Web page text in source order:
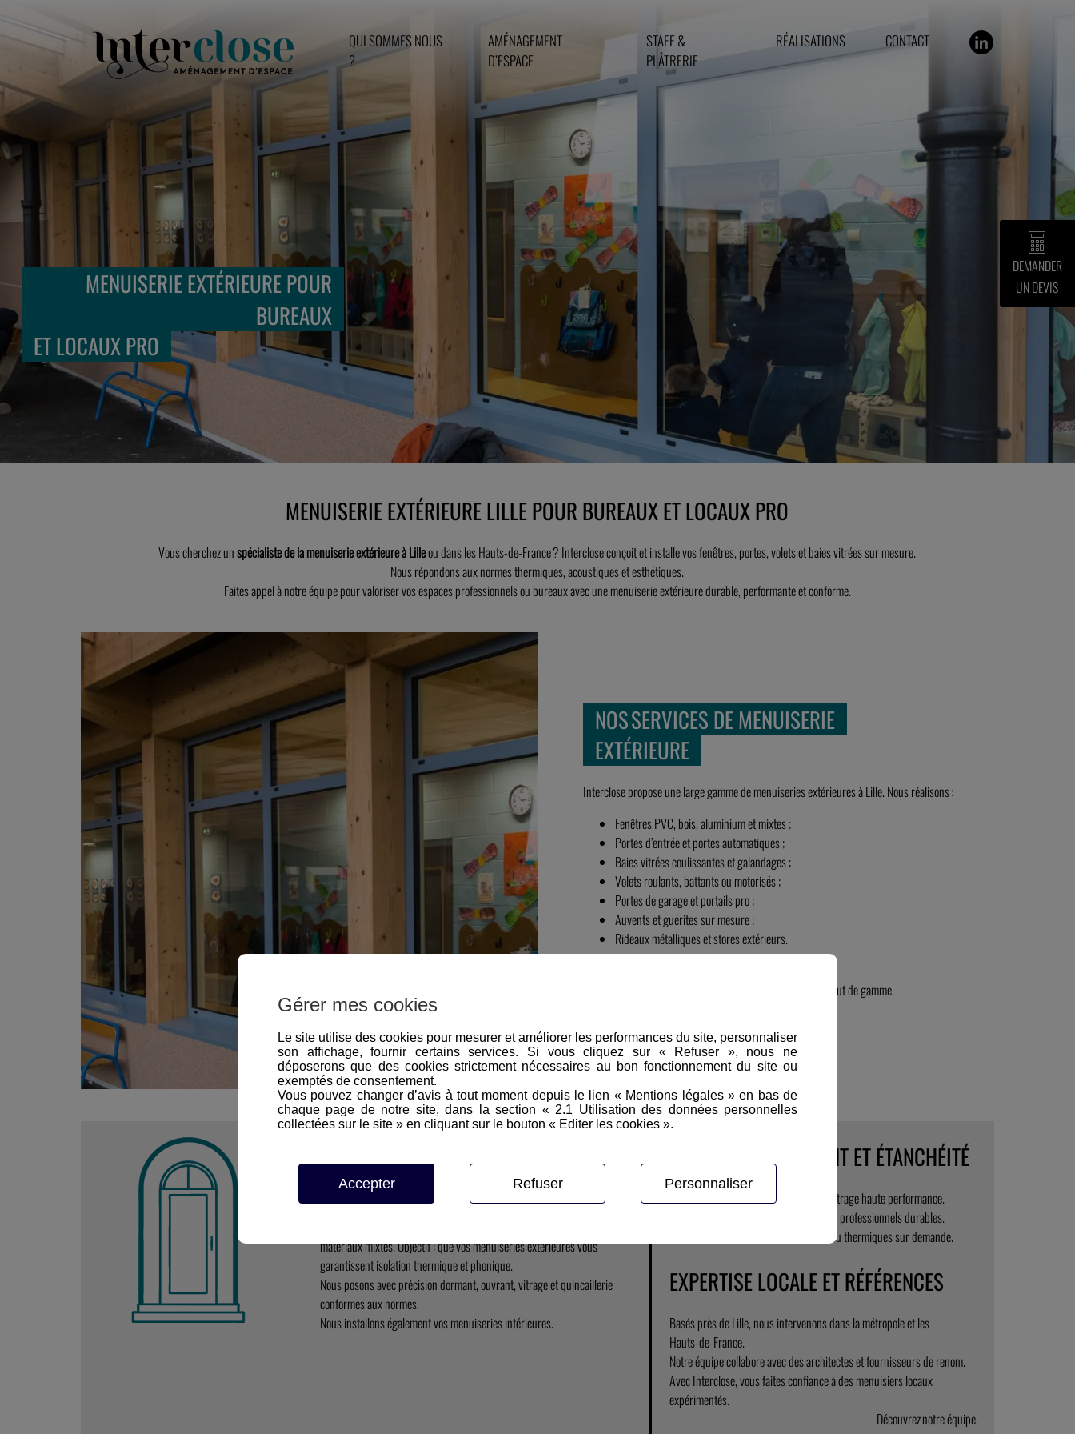
DEMANDER
UN DEVIS
QUI SOMMES NOUS
?
AMÉNAGEMENT
D’ESPACE
STAFF &
PLÂTRERIE
RÉALISATIONS CONTACT
MENUISERIE EXTÉRIEURE POUR
BUREAUX
ET LOCAUX PRO
MENUISERIE EXTÉRIEURE LILLE POUR BUREAUX ET LOCAUX PRO
Vous cherchez unspécialiste de la menuiserie extérieure à Lilleou dans les Hauts‑de‑France ? Interclose conçoit et installe vos fenêtres, portes, volets et baies vitrées sur mesure.
Nous répondons aux normes thermiques, acoustiques et esthétiques.
Faites appel à notre équipe pour valoriser vos espaces professionnels ou bureaux avec une menuiserie extérieure durable, performante et conforme.
NOS SERVICES DE MENUISERIE
EXTÉRIEURE
Interclose propose une large gamme de menuiseries extérieures à Lille. Nous réalisons :
Fenêtres PVC, bois, aluminium et mixtes ;
Portes d’entrée et portes automatiques ;
Baies vitrées coulissantes et galandages ;
Volets roulants, battants ou motorisés ;
Portes de garage et portails pro ;
Auvents et guérites sur mesure ;
Rideaux métalliques et stores extérieurs.
Chaque ouvrage reste durable, isolant et esthétiquement haut de gamme.
MENUISERIES EXTÉRIEURES
matériaux mixtes. Objectif : que vos menuiseries extérieures vous
garantissent isolation thermique et phonique.
Nous posons avec précision dormant, ouvrant, vitrage et quincaillerie
conformes aux normes.
Nous installons également vos menuiseries intérieures.
VITRAGE PERFORMANT ET ÉTANCHÉITÉ
Interclose installe du double ou triple vitrage haute performance.
Nous renforçons l’étanchéité avec joints professionnels durables.
Nous proposons vitrages acoustiques ou thermiques sur demande.
EXPERTISE LOCALE ET RÉFÉRENCES
Basés près de Lille, nous intervenons dans la métropole et les
Hauts‑de‑France.
Notre équipe collabore avec des architectes et fournisseurs de renom.
Avec Interclose, vous faites confiance à des menuisiers locaux
expérimentés.
Découvrez notre équipe.
Gérer mes cookies
Le site utilise des cookies pour mesurer et améliorer les performances du site, personnaliser
son affichage, fournir certains services. Si vous cliquez sur « Refuser », nous ne
déposerons que des cookies strictement nécessaires au bon fonctionnement du site ou
exemptés de consentement.
Vous pouvez changer d’avis à tout moment depuis le lien « Mentions légales » en bas de
chaque page de notre site, dans la section « 2.1 Utilisation des données personnelles
collectées sur le site » en cliquant sur le bouton « Editer les cookies ».
Accepter Refuser Personnaliser